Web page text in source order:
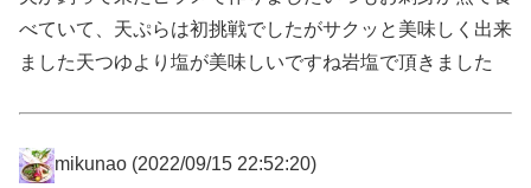
べていて、天ぷらは初挑戦でしたがサクッと美味しく出来
ました天つゆより塩が美味しいですね岩塩で頂きました
mikunao (2022/09/15 22:52:20)